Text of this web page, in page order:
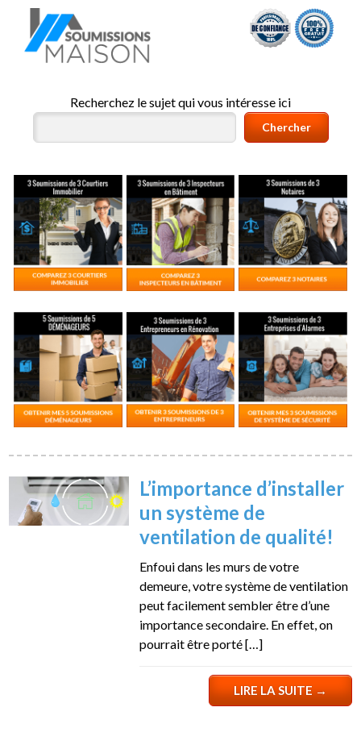
Recherchez le sujet qui vous intéresse ici
L’importance d’installer
un système de
ventilation de qualité!
Enfoui dans les murs de votre
demeure, votre système de ventilation
peut facilement sembler être d’une
importance secondaire. En effet, on
pourrait être porté […]
LIRE LA SUITE→